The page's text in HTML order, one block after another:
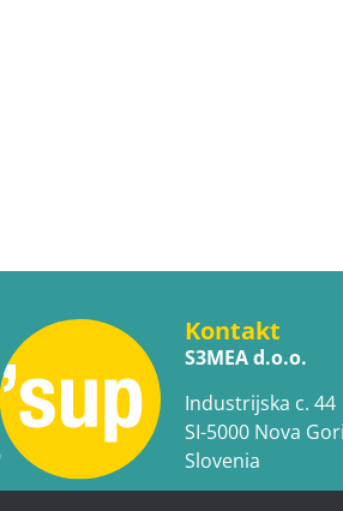
Kontakt
S3MEA d.o.o.
Industrijska c. 44
SI-5000 Nova
Slovenia